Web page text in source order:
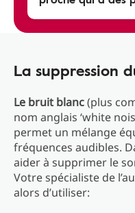
La suppression
Le bruit blanc(plus
nom anglais ‘white
permet un mélange
fréquences audibles.
aider à supprimer le
Votre spécialiste de
alors d’utiliser: